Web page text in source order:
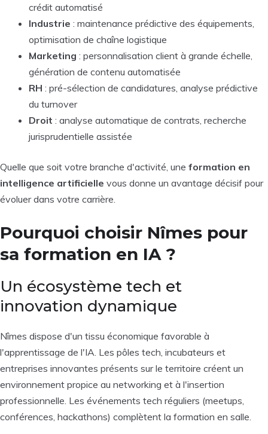
crédit automatisé
Industrie : maintenance prédictive des équipements,
optimisation de chaîne logistique
Marketing : personnalisation client à grande échelle,
génération de contenu automatisée
RH : pré-sélection de candidatures, analyse prédictive
du turnover
Droit : analyse automatique de contrats, recherche
jurisprudentielle assistée
Quelle que soit votre branche d'activité, une formation en
intelligence artificielle vous donne un avantage décisif pour
évoluer dans votre carrière.
Pourquoi choisir Nîmes pour
sa formation en IA ?
Un écosystème tech et
innovation dynamique
Nîmes dispose d'un tissu économique favorable à
l'apprentissage de l'IA. Les pôles tech, incubateurs et
entreprises innovantes présents sur le territoire créent un
environnement propice au networking et à l'insertion
professionnelle. Les événements tech réguliers (meetups,
conférences, hackathons) complètent la formation en salle.